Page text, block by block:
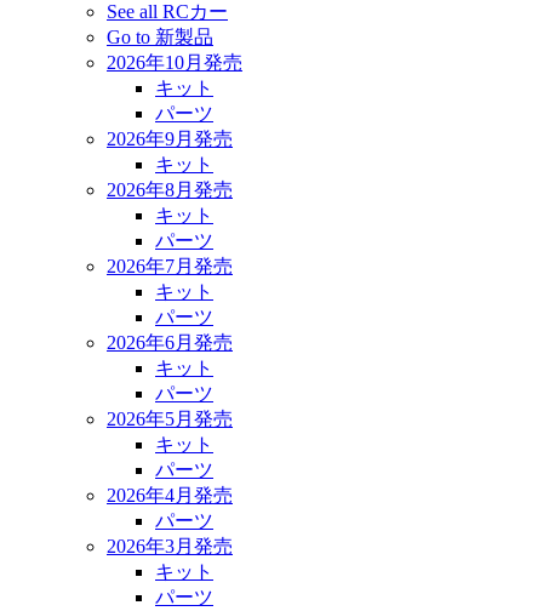
See all RCカー
Go to 新製品
2026年10月発売
キット
パーツ
2026年9月発売
キット
2026年8月発売
キット
パーツ
2026年7月発売
キット
パーツ
2026年6月発売
キット
パーツ
2026年5月発売
キット
パーツ
2026年4月発売
パーツ
2026年3月発売
キット
パーツ